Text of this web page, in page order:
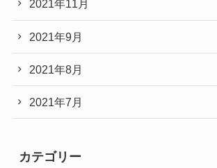
2021年11月
2021年9月
2021年8月
2021年7月
カテゴリー